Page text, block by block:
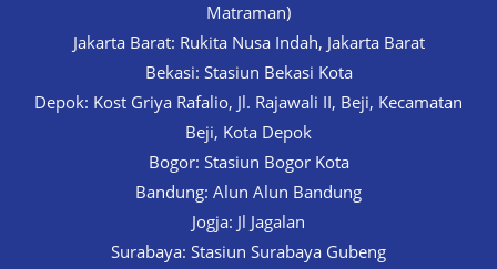
Matraman)
Jakarta Barat: Rukita Nusa Indah, Jakarta Barat
Bekasi: Stasiun Bekasi Kota
Depok: Kost Griya Rafalio, Jl. Rajawali II, Beji, Kecamatan
Beji, Kota Depok
Bogor: Stasiun Bogor Kota
Bandung: Alun Alun Bandung
Jogja: Jl Jagalan
Surabaya: Stasiun Surabaya Gubeng